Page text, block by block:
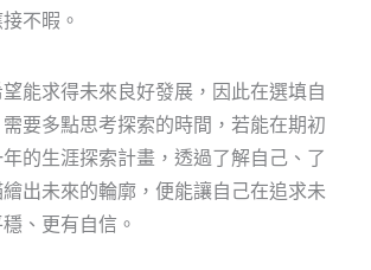
不暇。
能求得未來良好發展，因此在選填自
要多點思考探索的時間，若能在期初
的生涯探索計畫，透過了解自己、了
出未來的輪廓，便能讓自己在追求未
、更有自信。